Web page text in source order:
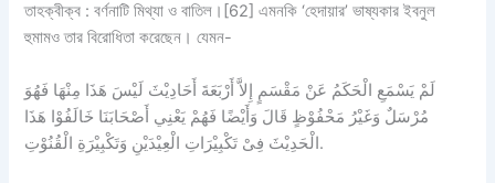
তাহক্বীক্ব : বর্ণনাটি মিথ্যা ও বাতিল।[62] এমনকি ‘হেদায়ার’ ভাষ্যকার ইবনুল
হুমামও তার বিরোধিতা করেছেন। যেমন-
لَمْ يَسْمَعِ الْحَكَمُ عَنْ مَقْسَمٍ إِلاَّ أَرْبَعَةَ أَحَادِيْثَ لَيْسَ هَذَا مِنْهَا فَهُوَ
مُرْسَلٌ وَغَيْرُ مَحْفُوْظٍ قَالَ وَأَيْضًا فَهُمْ يَعْنِي أَصْحَابَنَا خَالَفُوْا هَذَا
الْحَدِيْثَ فِىْ تَكْبِيْرَاتِ الْعِيْدَيْنِ وَتَكْبِيْرَةِ الْقُنُوْتِ.